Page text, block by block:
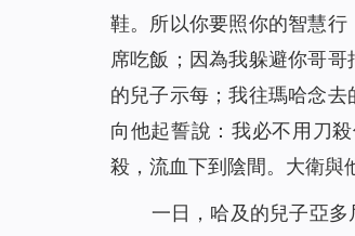
鞋。所以你要照你的智慧
席吃飯；因為我躲避你哥
的兒子示每；我往瑪哈念
向他起誓說：我必不用刀
殺，流血下到陰間。大衛與
一日，哈及的兒子亞多